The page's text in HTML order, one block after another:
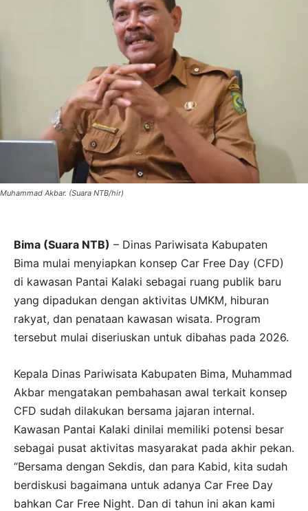
Muhammad Akbar. (Suara NTB/hir)
Bima (Suara NTB) – Dinas Pariwisata Kabupaten
Bima mulai menyiapkan konsep Car Free Day (CFD)
di kawasan Pantai Kalaki sebagai ruang publik baru
yang dipadukan dengan aktivitas UMKM, hiburan
rakyat, dan penataan kawasan wisata. Program
tersebut mulai diseriuskan untuk dibahas pada 2026.
Kepala Dinas Pariwisata Kabupaten Bima, Muhammad
Akbar mengatakan pembahasan awal terkait konsep
CFD sudah dilakukan bersama jajaran internal.
Kawasan Pantai Kalaki dinilai memiliki potensi besar
sebagai pusat aktivitas masyarakat pada akhir pekan.
“Bersama dengan Sekdis, dan para Kabid, kita sudah
berdiskusi bagaimana untuk adanya Car Free Day
bahkan Car Free Night. Dan di tahun ini akan kami